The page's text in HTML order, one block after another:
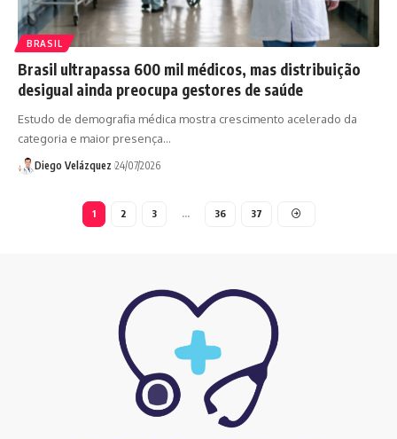
BRASIL
Brasil ultrapassa 600 mil médicos, mas distribuição
desigual ainda preocupa gestores de saúde
Estudo de demografia médica mostra crescimento acelerado da
categoria e maior presença…
Diego Velázquez 24/07/2026
1 2 3 … 36 37